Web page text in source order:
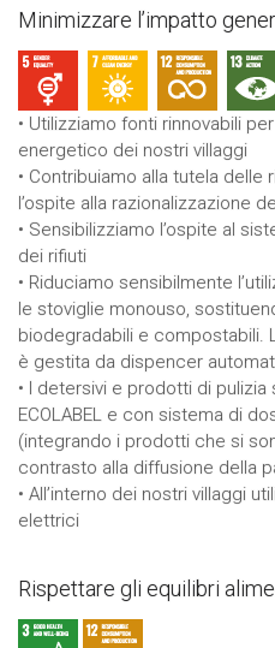
Minimizzare l’impatto
• Utilizziamo fonti rinnovabili
energetico dei nostri villaggi
• Contribuiamo alla tutela
l’ospite alla razionalizzazione
• Sensibilizziamo l’ospite al
dei rifiuti
• Riduciamo sensibilmente
le stoviglie monouso,
biodegradabili e compostabili.
è gestita da dispencer
• I detersivi e prodotti di
ECOLABEL e con sistema di
(integrando i prodotti che si
contrasto alla diffusione della
• All’interno dei nostri villaggi
elettrici
Rispettare gli equilibri